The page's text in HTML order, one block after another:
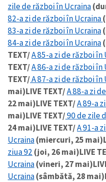
zile de război în Ucraina
82-a zi de război în Ucraina
83-a zi de război în Ucraina
84-a zi de război în Ucraina
TEXT/A 85-a zi de război în
TEXT/A 86-a zi de război în
TEXT/A 87-a zi de război în
mai)LIVE TEXT/A 88-a zi
22 mai)LIVE TEXT/A 89-a
mai)LIVE TEXT/90 de zile
24 mai)LIVE TEXT/A 91-a
Ucraina(miercuri, 25 mai)
ziua 92 (joi, 26 mai)LIVE
Ucraina(vineri, 27 mai)
Ucraina(sâmbătă, 28 mai)